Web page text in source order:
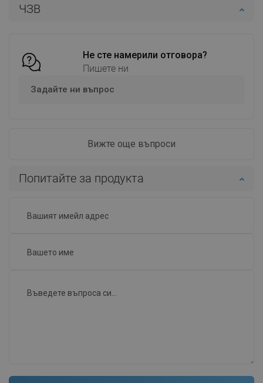
ЧЗВ
Не сте намерили отговора?
Пишете ни
Задайте ни въпрос
Вижте още въпроси
Попитайте за продукта
Добави в количката Добави в количката